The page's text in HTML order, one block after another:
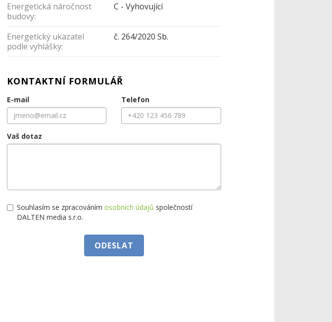
Energetická náročnost
budovy:
C - Vyhovující
Energetický ukazatel
podle vyhlášky:
č. 264/2020 Sb.
KONTAKTNÍ FORMULÁŘ
E-mail Telefon
Vaš dotaz
Souhlasím se zpracováním osobních údajů společností
DALTEN media s.r.o.
ODESLAT